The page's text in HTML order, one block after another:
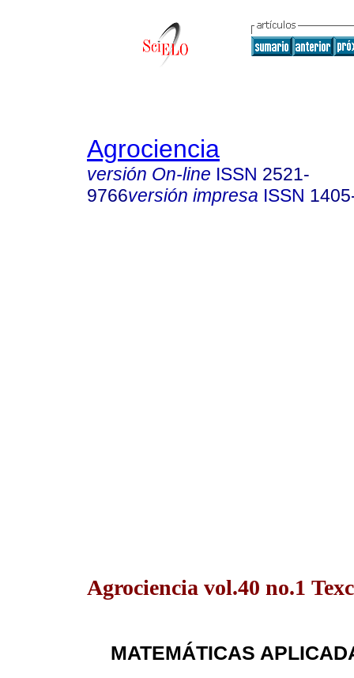
Agrociencia
versión On-line ISSN 2521-
9766versión impresa ISSN
Agrociencia vol.40 no.1
MATEMÁTICAS